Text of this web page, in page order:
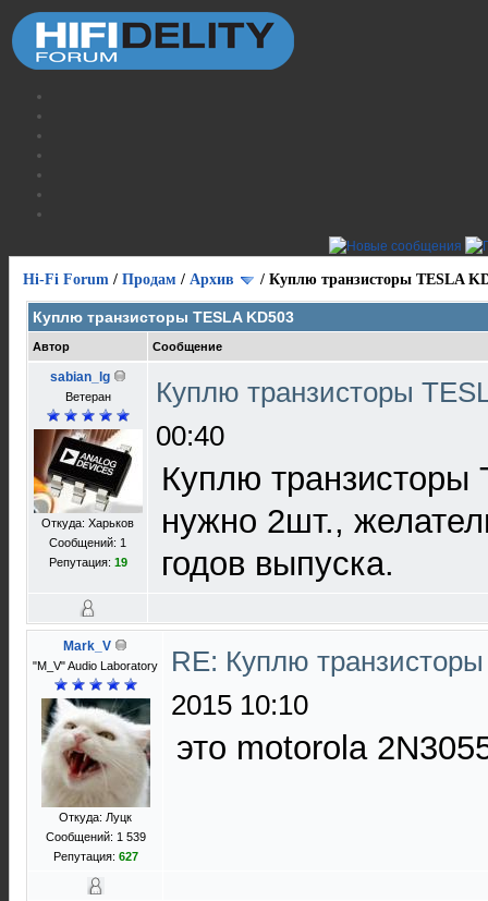
Hi-Fi Forum / Продам / Архив / Куплю транзисторы TESLA
Куплю транзисторы TESLA KD503
Автор Сообщение
sabian_lg
Ветеран
Откуда: Харьков
Сообщений: 1
Репутация: 19
Куплю транзисторы
00:40
Куплю транзисторы
нужно 2шт.,
годов выпуска.
Mark_V
"M_V" Audio Laboratory
Откуда: Луцк
Сообщений: 1 539
Репутация: 627
RE: Куплю
2015 10:10
это motorola